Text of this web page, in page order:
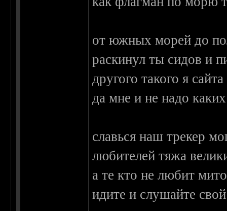
от южных морей до
раскинул ты сидов и
другого такого я
да мне и не надо
славься наш трекер
любителей тяжа
а те кто не любит
идите и слушайте